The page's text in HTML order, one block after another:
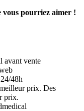
vous pourriez aimer !
avant vente
48h
Des
prix.